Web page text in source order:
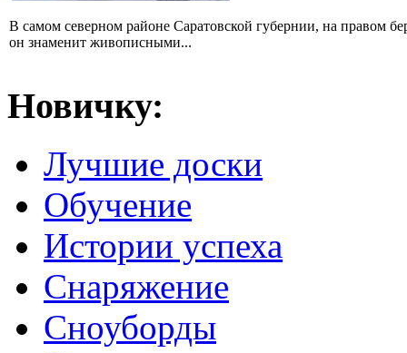
В самом северном районе Саратовской губернии, на правом
он знаменит живописными...
Новичку:
Лучшие доски
Обучение
Истории успеха
Снаряжение
Сноуборды